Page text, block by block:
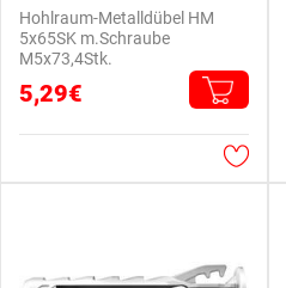
Hohlraum-Metalldübel HM
5x65SK m.Schraube
M5x73,4Stk.
5,29€